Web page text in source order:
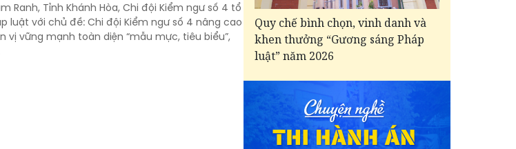
Ranh, Tỉnh Khánh Hòa, Chi đội Kiểm ngư số 4 tổ
luật với chủ đề: Chi đội Kiểm ngư số 4 nâng cao
vững mạnh toàn diện “mẫu mực, tiêu biểu”,
Quy chế bình chọn, vinh danh và
khen thưởng “Gương sáng Pháp
luật” năm 2026